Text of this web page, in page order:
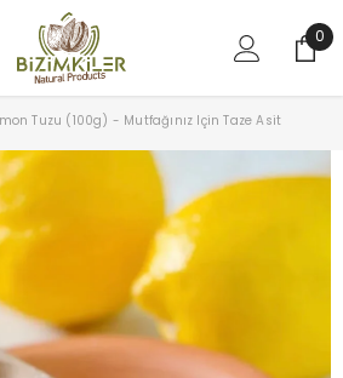
0
0
Tuzu (100g) - Mutfağınız Için Taze Asit